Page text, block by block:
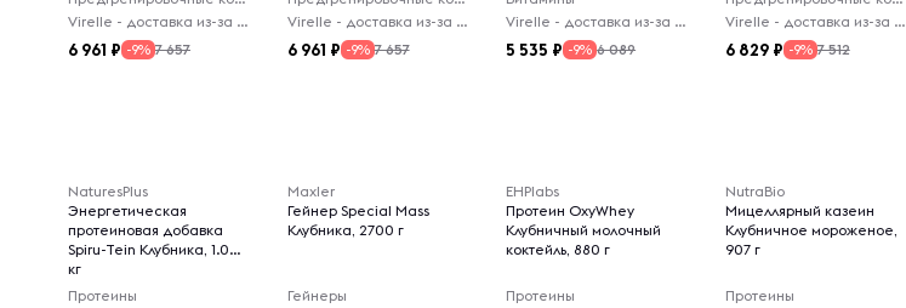
Virelle - доставка из-за рубежа
6 961 -9% 7 657
Virelle - доставка из-за рубежа
6 961 -9% 7 657
Virelle - доставка из-за рубежа
5 535 -9% 6 089
Virelle - доставка из-за рубежа
6 829 -9% 7 512
NaturesPlus
Энергетическая
протеиновая добавка
Spiru-Tein Клубника, 1.09
кг
Протеины
Maxler
Гейнер Special Mass
Клубника, 2700 г
Гейнеры
EHPlabs
Протеин OxyWhey
Клубничный молочный
коктейль, 880 г
Протеины
NutraBio
Мицеллярный казеин
Клубничное мороженое,
907 г
Протеины